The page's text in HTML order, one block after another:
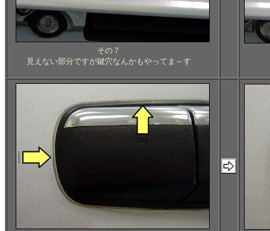
その７
見えない部分ですが鍵穴なんかもやってま～す